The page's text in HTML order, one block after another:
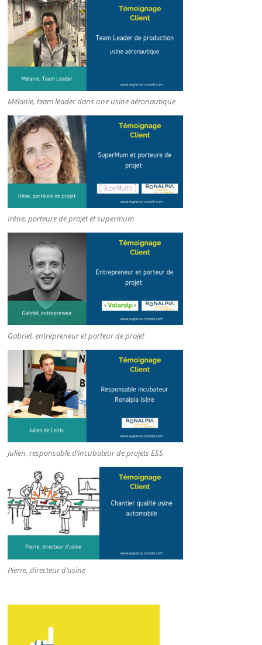
Mélanie, team leader dans une usine aéronautique
Irène, porteure de projet et supermum
Gabriel, entrepreneur et porteur de projet
Julien, responsable d’incubateur de projets ESS
Pierre, directeur d’usine